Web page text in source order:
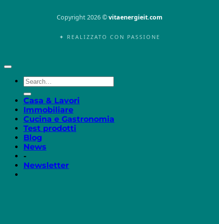
Copyright 2026 ©vitaenergieit.com
✦ REALIZZATO CON PASSIONE
Casa & Lavori
Immobiliare
Cucina e Gastronomia
Test prodotti
Blog
News
-
Newsletter